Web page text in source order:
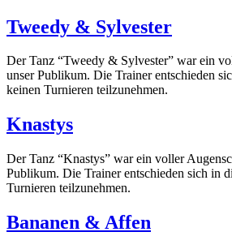
Tweedy & Sylvester
Der Tanz “Tweedy & Sylvester” war ein
unser Publikum. Die Trainer entschieden
keinen Turnieren teilzunehmen.
Knastys
Der Tanz “Knastys” war ein voller
Publikum. Die Trainer entschieden sich in
Turnieren teilzunehmen.
Bananen & Affen